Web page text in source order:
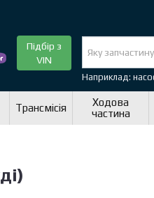
Підбір з
VIN
Наприклад:
Трансмісія
Ходова
частина